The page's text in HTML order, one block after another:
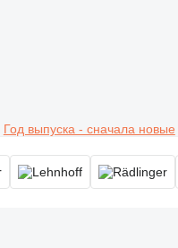
Год выпуска - сначала новые